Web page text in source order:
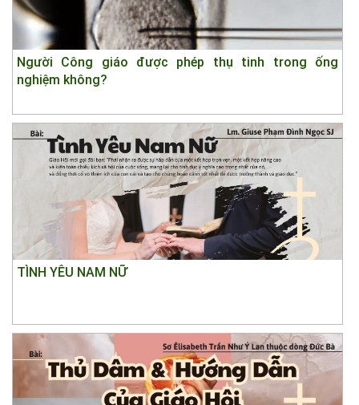
Người Công giáo được phép thụ tinh trong ống
nghiệm không?
TÌNH YÊU NAM NỮ